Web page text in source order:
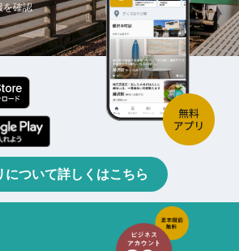
を確認
について詳しくはこちら